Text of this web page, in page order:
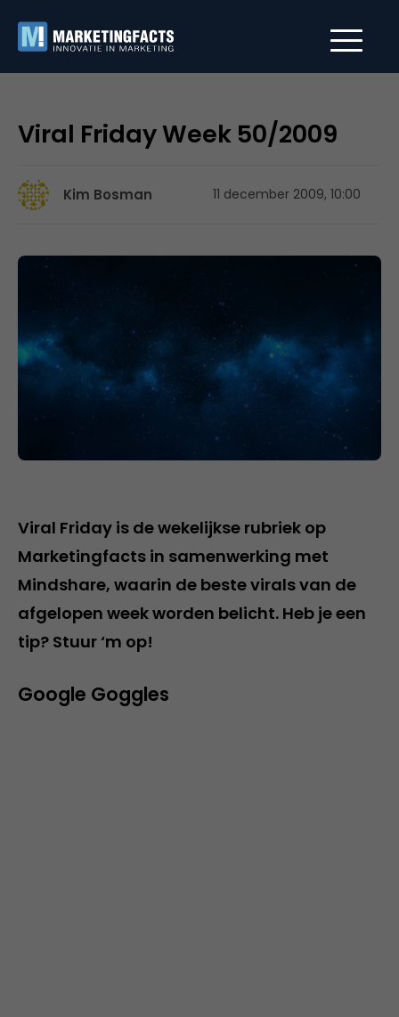
Viral Friday Week 50/2009
Kim Bosman 11 december 2009, 10:00
Viral Friday is de wekelijkse rubriek op
Marketingfacts in samenwerking met
Mindshare, waarin de beste virals van de
afgelopen week worden belicht. Heb je een
tip? Stuur ‘m op!
Google Goggles